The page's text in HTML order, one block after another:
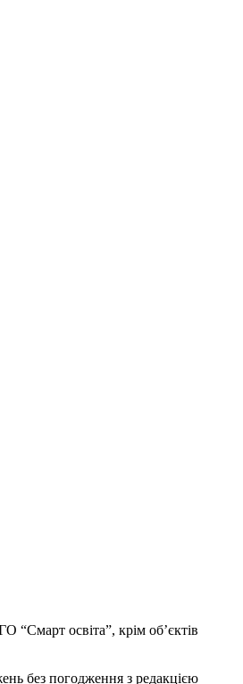
“Смарт освіта”, крім об’єктів
без погодження з редакцією